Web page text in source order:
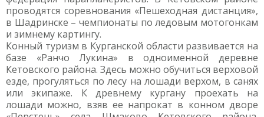
проводятся соревнования «Пешеходная дистанция»,
в Шадринске – чемпионаты по ледовым мотогонкам
и зимнему картингу.
Конный туризм в Курганской области развивается на
базе «Ранчо Лукина» в одноименной деревне
Кетовского района. Здесь можно обучиться верховой
езде, прогуляться по лесу на лошади верхом, в санях
или экипаже. К древнему кургану проехать на
лошади можно, взяв ее напрокат в конном дворе